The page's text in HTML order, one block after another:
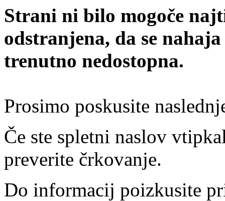
Strani ni bilo mogoče
odstranjena, da se
trenutno nedostopna.
Prosimo poskusite
Če ste spletni naslov
preverite črkovanje.
Do informacij poizkusite